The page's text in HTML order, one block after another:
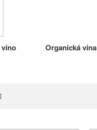
víno Organická vína